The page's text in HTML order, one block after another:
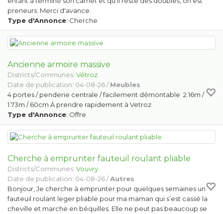
preneurs. Merci d'avance.
Type d'Annonce: Cherche
Ancienne armoire massive
Districts/Communes: Vétroz
Date de publication: 04-08-26 /Meubles
4 portes / penderie centrale / facilement démontable 2.16m /
1.73m / 60cm À prendre rapidement à Vetroz
Type d'Annonce: Offre
Cherche à emprunter fauteuil roulant pliable
Districts/Communes: Vouvry
Date de publication: 04-08-26 /Autres
Bonjour, Je cherche à emprunter pour quelques semaines un
fauteuil roulant leger pliable pour ma maman qui s’est cassé la
cheville et marche en béquilles. Elle ne peut pas beaucoup se